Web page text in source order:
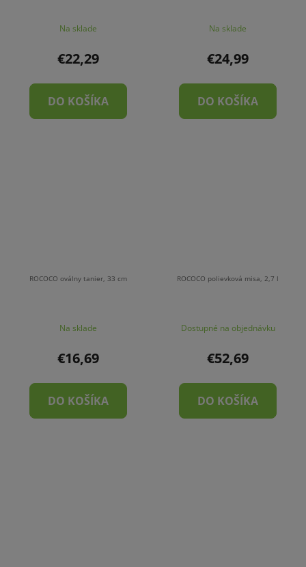
Na sklade
€22,29
DO KOŠÍKA
Na sklade
€24,99
DO KOŠÍKA
ROCOCO oválny tanier, 33 cm
Na sklade
€16,69
DO KOŠÍKA
ROCOCO polievková misa, 2,7 l
Dostupné na objednávku
€52,69
DO KOŠÍKA